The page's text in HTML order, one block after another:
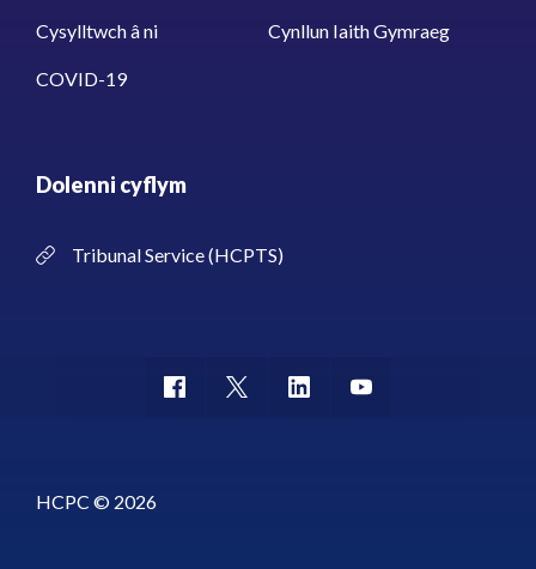
Cysylltwch â ni Cynllun Iaith Gymraeg
COVID-19
Dolenni cyflym
Tribunal Service (HCPTS)
HCPC © 2026